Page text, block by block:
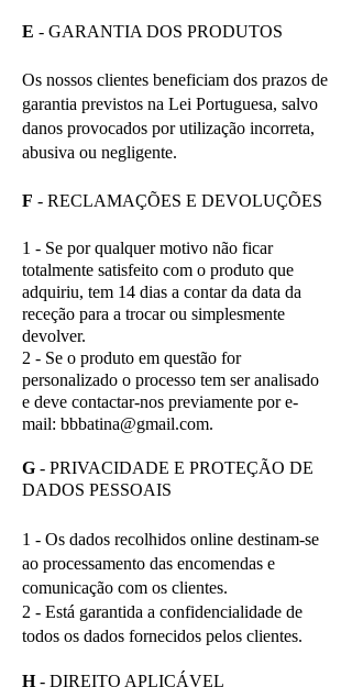
E - GARANTIA DOS PRODUTOS
Os nossos clientes beneficiam dos prazos de
garantia previstos na Lei Portuguesa, salvo
danos provocados por utilização incorreta,
abusiva ou negligente.
F - RECLAMAÇÕES E DEVOLUÇÕES
1 - Se por qualquer motivo não ficar
totalmente satisfeito com o produto que
adquiriu, tem 14 dias a contar da data da
receção para a trocar ou simplesmente
devolver.
2 - Se o produto em questão for
personalizado o processo tem ser analisado
e deve contactar-nos previamente por e-
mail: bbbatina@gmail.com.
G - PRIVACIDADE E PROTEÇÃO DE
DADOS PESSOAIS
1 - Os dados recolhidos online destinam-se
ao processamento das encomendas e
comunicação com os clientes.
2 - Está garantida a confidencialidade de
todos os dados fornecidos pelos clientes.
H- DIREITO APLICÁVEL